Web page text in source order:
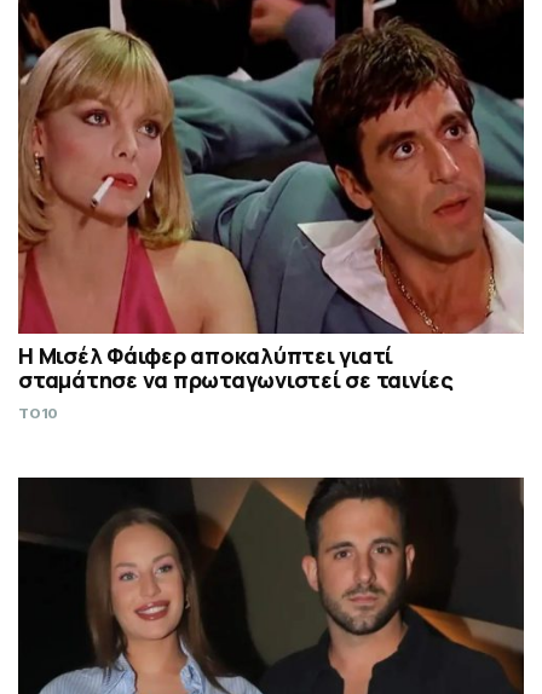
Η Μισέλ Φάιφερ αποκαλύπτει γιατί
σταμάτησε να πρωταγωνιστεί σε ταινίες
TO10